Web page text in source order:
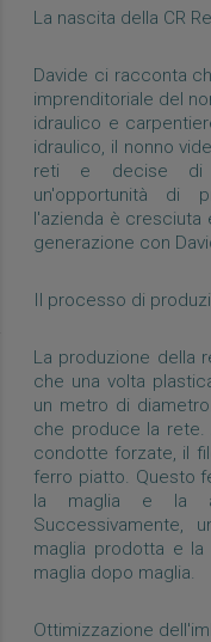
La nascita della CR
Davide ci racconta
imprenditoriale del
idraulico e
idraulico, il nonno
reti e decise di
un'opportunità di
l'azienda è cresciuta
generazione con
Il processo di
La produzione della
che una volta
un metro di
che produce la rete.
condotte forzate, il
ferro piatto. Questo
la maglia e la
Successivamente,
maglia prodotta e
maglia dopo maglia.
Ottimizzazione